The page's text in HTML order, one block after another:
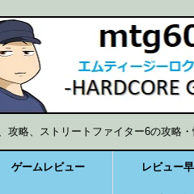
攻略、ストリートファイター6の攻略
ゲームレビュー レビュー